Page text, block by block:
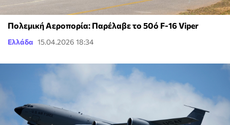
Πολεμική Αεροπορία: Παρέλαβε το 50ό F-16 Viper
Ελλάδα 15.04.2026 18:34